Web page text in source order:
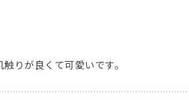
りが良くて可愛いです。